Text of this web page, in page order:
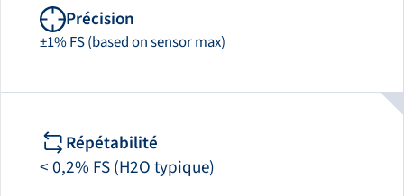
Précision
±1% FS (based on sensor max)
Répétabilité
< 0,2% FS (H2O typique)